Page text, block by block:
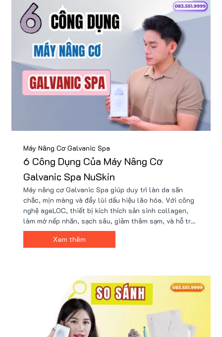
Máy Nâng Cơ Galvanic Spa
6 Công Dụng Của Máy Nâng Cơ
Galvanic Spa NuSkin
Máy nâng cơ Galvanic Spa giúp duy trì làn da săn
chắc, mịn màng và đẩy lùi dấu hiệu lão hóa. Với công
nghệ ageLOC, thiết bị kích thích sản sinh collagen,
làm mờ nếp nhăn, sạch sâu, giảm thâm sạm, và hỗ trợ
tuần hoàn máu cho làn da tươi trẻ. Nu88 hiện có
chương trình ưu đãi khi mua sản phẩm này, kèm quà
Xem thêm